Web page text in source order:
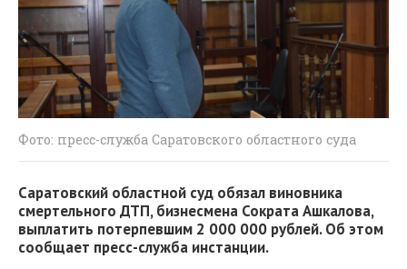
Фото: пресс-служба Саратовского областного суда
Саратовский областной суд обязал виновника
смертельного ДТП, бизнесмена Сократа Ашкалова,
выплатить потерпевшим 2 000 000 рублей. Об этом
сообщает пресс-служба инстанции.